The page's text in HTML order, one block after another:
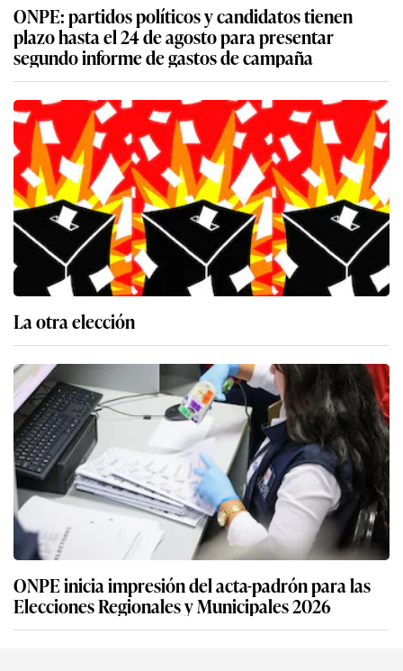
ONPE: partidos políticos y candidatos tienen
plazo hasta el 24 de agosto para presentar
segundo informe de gastos de campaña
La otra elección
ONPE inicia impresión del acta-padrón para las
Elecciones Regionales y Municipales 2026